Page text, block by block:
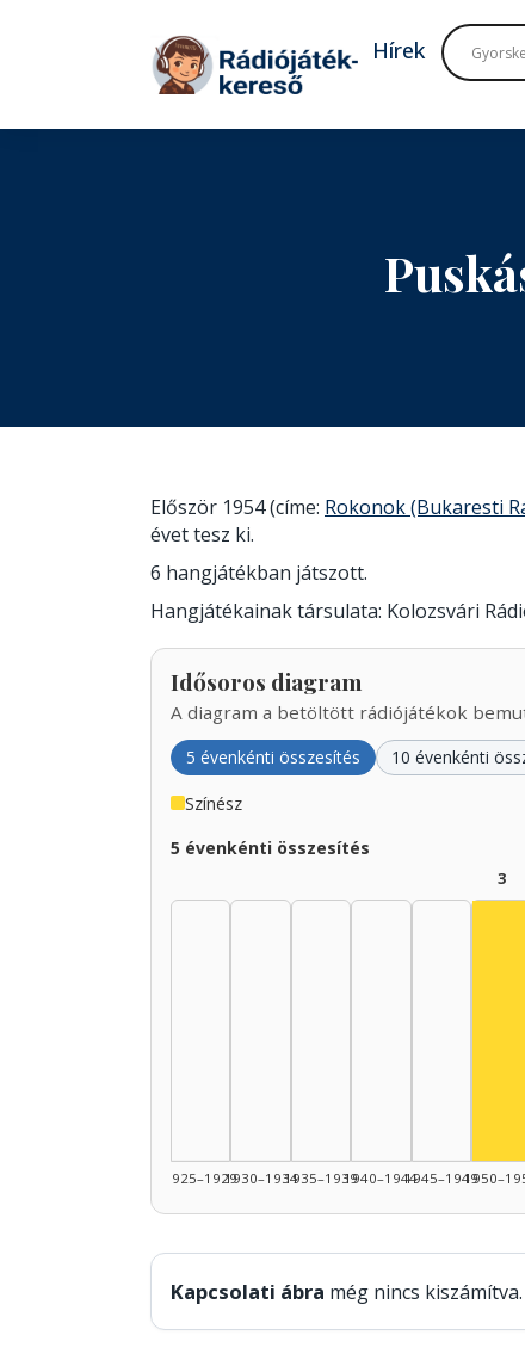
Tovább a tartalomhoz
Hírek
Először 1954 (címe: Rokonok (Bukaresti
évet tesz ki.
6 hangjátékban játszott.
Hangjátékainak társulata: Kolozsvári
Idősoros diagram
A diagram a betöltött rádiójátékok
5 évenkénti összesítés 10 évenkénti
Színész
5 évenkénti összesítés
1925–19291930–19341935–19391940–19441945–1949
3
Kapcsolati ábra még nincs kiszámítva.